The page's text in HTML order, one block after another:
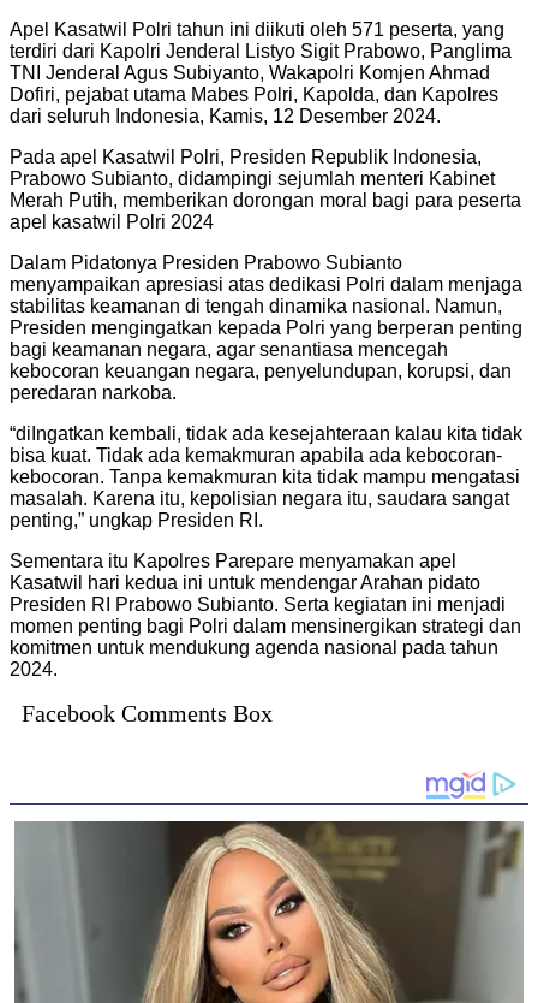
Apel Kasatwil Polri tahun ini diikuti oleh 571 peserta, yang
terdiri dari Kapolri Jenderal Listyo Sigit Prabowo, Panglima
TNI Jenderal Agus Subiyanto, Wakapolri Komjen Ahmad
Dofiri, pejabat utama Mabes Polri, Kapolda, dan Kapolres
dari seluruh Indonesia, Kamis, 12 Desember 2024.
Pada apel Kasatwil Polri, Presiden Republik Indonesia,
Prabowo Subianto, didampingi sejumlah menteri Kabinet
Merah Putih, memberikan dorongan moral bagi para peserta
apel kasatwil Polri 2024
Dalam Pidatonya Presiden Prabowo Subianto
menyampaikan apresiasi atas dedikasi Polri dalam menjaga
stabilitas keamanan di tengah dinamika nasional. Namun,
Presiden mengingatkan kepada Polri yang berperan penting
bagi keamanan negara, agar senantiasa mencegah
kebocoran keuangan negara, penyelundupan, korupsi, dan
peredaran narkoba.
“diIngatkan kembali, tidak ada kesejahteraan kalau kita tidak
bisa kuat. Tidak ada kemakmuran apabila ada kebocoran-
kebocoran. Tanpa kemakmuran kita tidak mampu mengatasi
masalah. Karena itu, kepolisian negara itu, saudara sangat
penting,” ungkap Presiden RI.
Sementara itu Kapolres Parepare menyamakan apel
Kasatwil hari kedua ini untuk mendengar Arahan pidato
Presiden RI Prabowo Subianto. Serta kegiatan ini menjadi
momen penting bagi Polri dalam mensinergikan strategi dan
komitmen untuk mendukung agenda nasional pada tahun
2024.
Facebook Comments Box